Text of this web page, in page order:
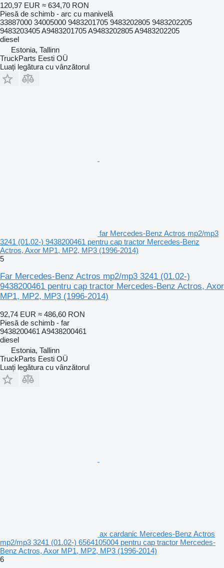
120,97 EUR ≈ 634,70 RON
Piesă de schimb - arc cu manivelă
33887000 34005000 9483201705 9483202805 9483202205
9483203405 A9483201705 A9483202805 A9483202205
diesel
Estonia, Tallinn
TruckParts Eesti OÜ
Luați legătura cu vânzătorul
far Mercedes-Benz Actros mp2/mp3
3241 (01.02-) 9438200461 pentru cap tractor Mercedes-Benz
Actros, Axor MP1, MP2, MP3 (1996-2014)
5
Far Mercedes-Benz Actros mp2/mp3 3241 (01.02-)
9438200461 pentru cap tractor Mercedes-Benz Actros, Axor
MP1, MP2, MP3 (1996-2014)
92,74 EUR ≈ 486,60 RON
Piesă de schimb - far
9438200461 A9438200461
diesel
Estonia, Tallinn
TruckParts Eesti OÜ
Luați legătura cu vânzătorul
ax cardanic Mercedes-Benz Actros
mp2/mp3 3241 (01.02-) 6564105004 pentru cap tractor Mercedes-
Benz Actros, Axor MP1, MP2, MP3 (1996-2014)
6